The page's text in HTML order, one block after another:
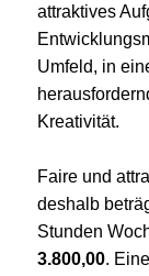
attraktives
Umfeld, in
Kreativität.
Faire und
deshalb
Stunden
3.800,00.